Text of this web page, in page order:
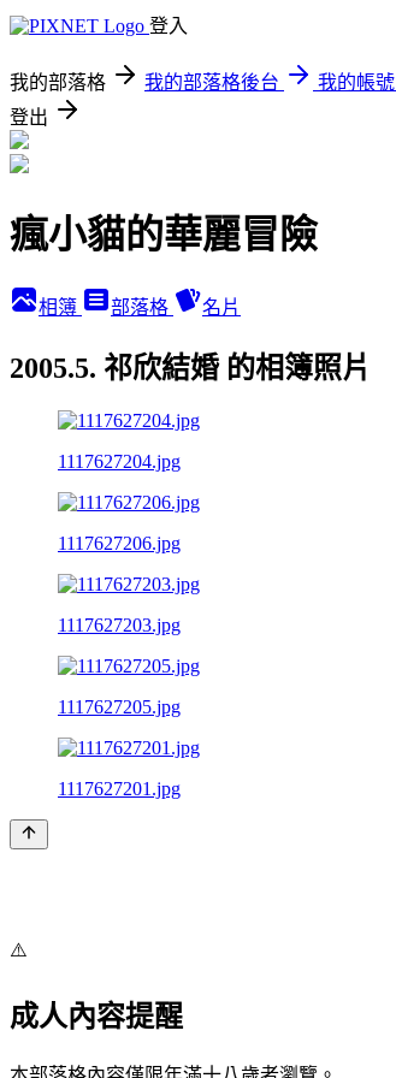
登入
我的部落格 我的部落格後台
我的帳號
登出
瘋小貓的華麗冒險
相簿 部落格 名片
2005.5. 祁欣結婚 的相簿照片
1117627204.jpg
1117627206.jpg
1117627203.jpg
1117627205.jpg
1117627201.jpg
⚠️
成人內容提醒